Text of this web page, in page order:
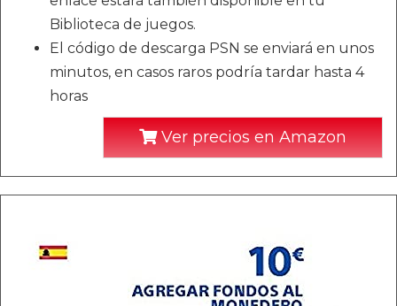
Biblioteca de juegos.
El código de descarga PSN se enviará en unos
minutos, en casos raros podría tardar hasta 4
horas
Ver precios en Amazon